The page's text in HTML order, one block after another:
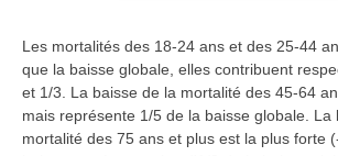
Les mortalités des 18-24 ans et des 25-44
que la baisse globale, elles contribuent
et 1/3. La baisse de la mortalité des 45-64
mais représente 1/5 de la baisse globale. La
mortalité des 75 ans et plus est la plus forte